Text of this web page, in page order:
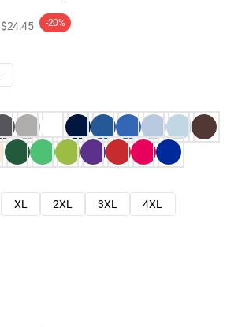
$24.45 -20%
XL 2XL 3XL
4XL